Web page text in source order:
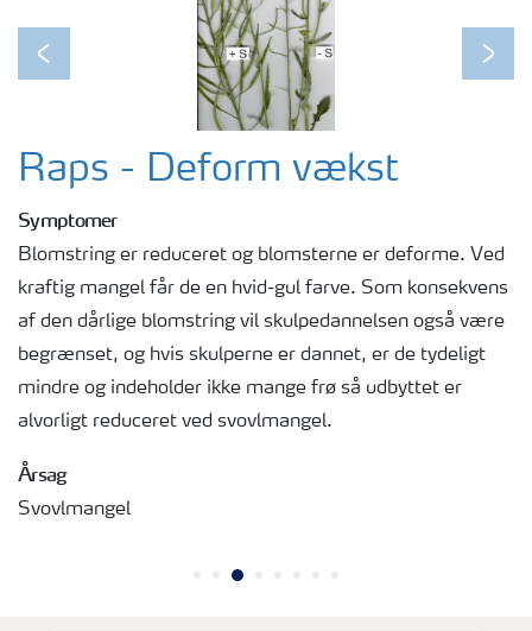
Previous Next
Raps - Deform vækst
Symptomer
Blomstring er reduceret og blomsterne er deforme. Ved
kraftig mangel får de en hvid-gul farve. Som konsekvens
af den dårlige blomstring vil skulpedannelsen også være
begrænset, og hvis skulperne er dannet, er de tydeligt
mindre og indeholder ikke mange frø så udbyttet er
alvorligt reduceret ved svovlmangel.
Årsag
Svovlmangel